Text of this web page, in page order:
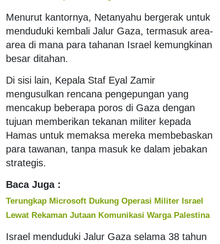
Menurut kantornya, Netanyahu bergerak untuk
menduduki kembali Jalur Gaza, termasuk area-
area di mana para tahanan Israel kemungkinan
besar ditahan.
Di sisi lain, Kepala Staf Eyal Zamir
mengusulkan rencana pengepungan yang
mencakup beberapa poros di Gaza dengan
tujuan memberikan tekanan militer kepada
Hamas untuk memaksa mereka membebaskan
para tawanan, tanpa masuk ke dalam jebakan
strategis.
Baca Juga :
Terungkap Microsoft Dukung Operasi Militer Israel
Lewat Rekaman Jutaan Komunikasi Warga Palestina
Israel menduduki Jalur Gaza selama 38 tahun